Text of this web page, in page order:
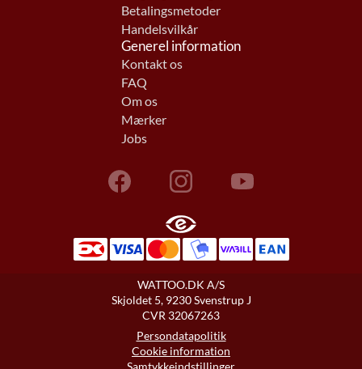
Betalingsmetoder
Handelsvilkår
Generel information
Kontakt os
FAQ
Om os
Mærker
Jobs
WATTOO.DK A/S
Skjoldet 5, 9230 Svenstrup J
CVR 32067263
Persondatapolitik
Cookie information
Samtykkeindstillinger